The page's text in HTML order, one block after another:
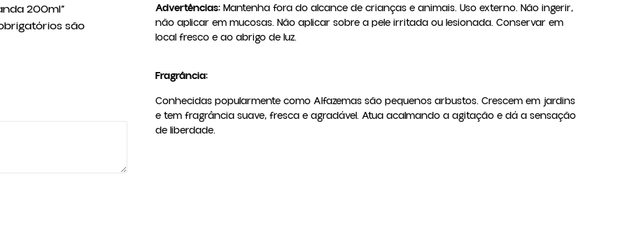
200ml”
são
Advertências: Mantenha fora do alcance de crianças e animais. Uso externo. Não ingerir,
não aplicar em mucosas. Não aplicar sobre a pele irritada ou lesionada. Conservar em
local fresco e ao abrigo de luz.
Fragrância:
Conhecidas popularmente como Alfazemas são pequenos arbustos. Crescem em jardins
e tem fragrância suave, fresca e agradável. Atua acalmando a agitação e dá a sensação
de liberdade.